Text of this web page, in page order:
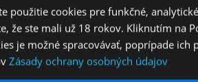
použitie cookies pre funkčné,
že ste mali už 18 rokov. Kliknutím na
je možné spracovávať, poprípade ich
Zásady ochrany osobných údajov